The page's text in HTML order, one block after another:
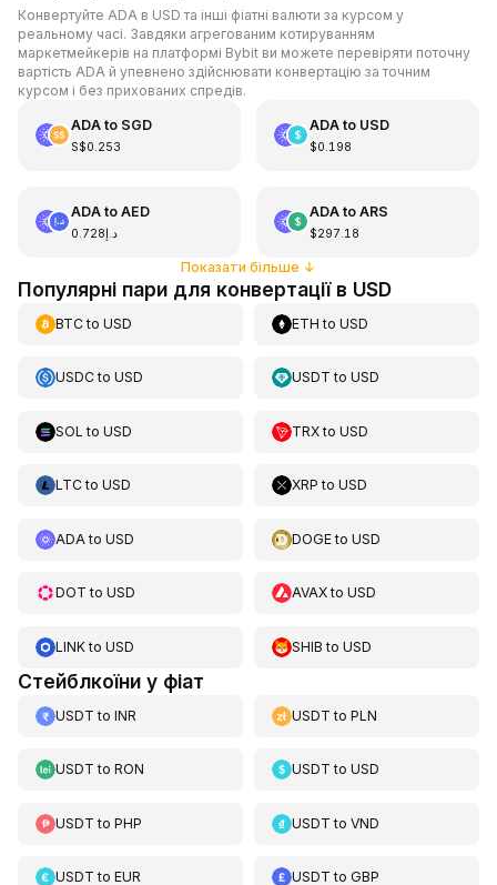
Конвертуйте ADA в USD та інші фіатні валюти за курсом у
реальному часі. Завдяки агрегованим котируванням
маркетмейкерів на платформі Bybit ви можете перевіряти поточну
вартість ADA й упевнено здійснювати конвертацію за точним
курсом і без прихованих спредів.
ADAto SGD
S$0.253
ADAto USD
$0.198
ADAto AED
د.إ0.728
ADAto ARS
$297.18
Показати більше ↓
Популярні пари для конвертації в USD
BTCto USD ETH toUSD
USDCto USD USDT toUSD
SOL to USD TRXtoUSD
LTCto USD XRP toUSD
ADA to USD DOGEtoUSD
DOT to USD AVAXtoUSD
LINKto USD SHIB toUSD
Стейблкоїни у фіат
USDT to INR USDT toPLN
USDT to RON USDT toUSD
USDT to PHP USDT toVND
USDT to EUR USDT toGBP